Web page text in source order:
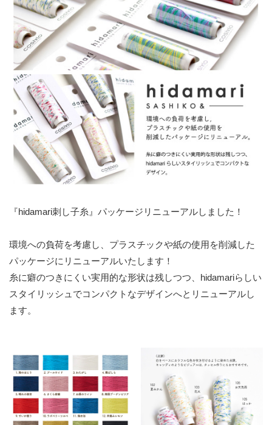
『hidamari刺し子糸』パッケージリニューアルしました！
環境への負荷を考慮し、プラスチックや紙の使用を削減した
パッケージにリニューアルいたします！
糸に癖のつきにくい実用的な形状は残しつつ、hidamariらしい
スタイリッシュでコンパクトなデザインへとリニューアルし
ます。